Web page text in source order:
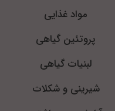
مواد غذایی
پروتئین گیاهی
لبنیات گیاهی
شیرینی و شکلات